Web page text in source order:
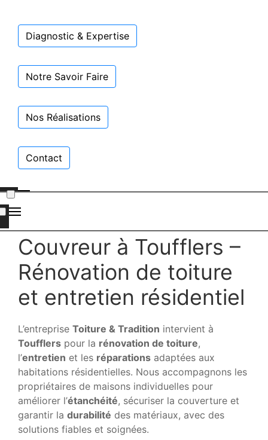
Diagnostic & Expertise
Notre Savoir Faire
Nos Réalisations
Contact
Couvreur à Toufflers –
Rénovation de toiture
et entretien résidentiel
L’entreprise Toiture & Tradition intervient à
Toufflers pour la rénovation de toiture,
l’entretien et les réparations adaptées aux
habitations résidentielles. Nous accompagnons les
propriétaires de maisons individuelles pour
améliorer l’étanchéité, sécuriser la couverture et
garantir la durabilité des matériaux, avec des
solutions fiables et soignées.